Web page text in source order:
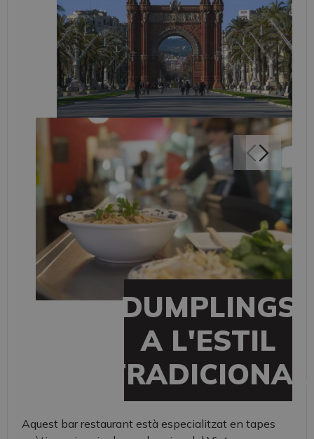
DUMPLINGS
A L'ESTIL
TRADICIONAL
Aquest bar restaurant està especialitzat en tapes